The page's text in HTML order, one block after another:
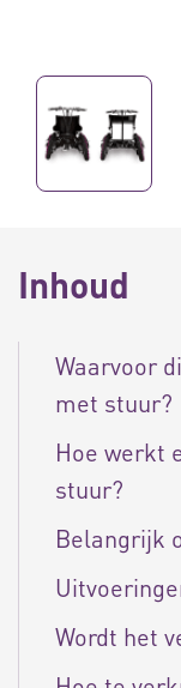
Inhoud
Waarvoor
met stuur?
Hoe werkt
stuur?
Belangrijk
Wordt het